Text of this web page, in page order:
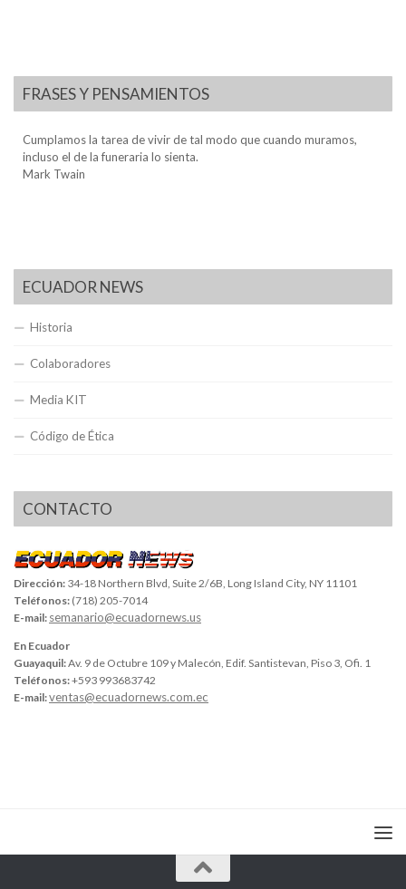
FRASES Y PENSAMIENTOS
Cumplamos la tarea de vivir de tal modo que cuando muramos,
incluso el de la funeraria lo sienta.
Mark Twain
ECUADOR NEWS
Historia
Colaboradores
Media KIT
Código de Ética
CONTACTO
Dirección: 34-18 Northern Blvd, Suite 2/6B, Long Island City, NY 11101
Teléfonos: (718) 205-7014
E-mail: semanario@ecuadornews.us
En Ecuador
Guayaquil:Av. 9 de Octubre 109 y Malecón, Edif. Santistevan, Piso 3, Ofi. 1
Teléfonos:+593 993683742
E-mail:ventas@ecuadornews.com.ec